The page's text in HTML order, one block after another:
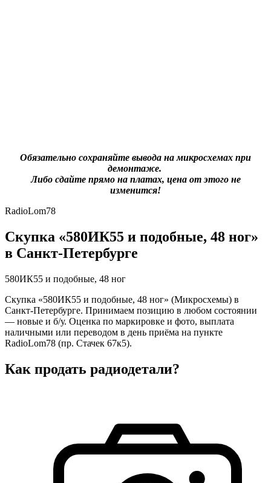
Обязательно сохраняйте вывода на микросхемах при
демонтаже.
Либо сдайте прямо на платах, цена от этого не
изменится!
RadioLom78
Скупка «580ИК55 и подобные, 48 ног»
в Санкт-Петербурге
580ИК55 и подобные, 48 ног
Скупка «580ИК55 и подобные, 48 ног» (Микросхемы) в
Санкт-Петербурге. Принимаем позицию в любом состоянии
— новые и б/у. Оценка по маркировке и фото, выплата
наличными или переводом в день приёма на пункте
RadioLom78 (пр. Стачек 67к5).
Как продать радиодетали?